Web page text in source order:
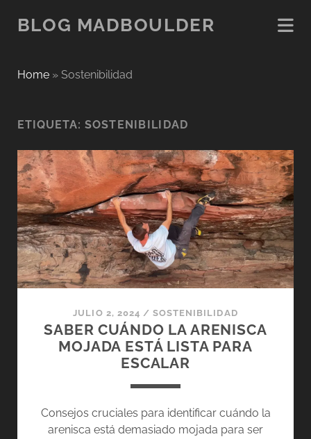
BLOG MADBOULDER
Home» Sostenibilidad
ETIQUETA: SOSTENIBILIDAD
JULIO 2, 2024 /SOSTENIBILIDAD
SABER CUÁNDO LA ARENISCA
MOJADA ESTÁ LISTA PARA
ESCALAR
Consejos cruciales para identificar cuándo la
arenisca está demasiado mojada para ser